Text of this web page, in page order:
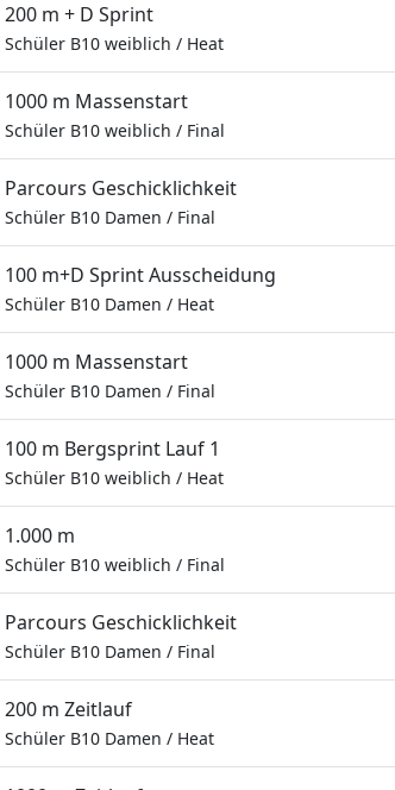
200 m + D Sprint
Schüler B10 weiblich / Heat
1000 m Massenstart
Schüler B10 weiblich / Final
Parcours Geschicklichkeit
Schüler B10 Damen / Final
100 m+D Sprint Ausscheidung
Schüler B10 Damen / Heat
1000 m Massenstart
Schüler B10 Damen / Final
100 m Bergsprint Lauf 1
Schüler B10 weiblich / Heat
1.000 m
Schüler B10 weiblich / Final
Parcours Geschicklichkeit
Schüler B10 Damen / Final
200 m Zeitlauf
Schüler B10 Damen / Heat